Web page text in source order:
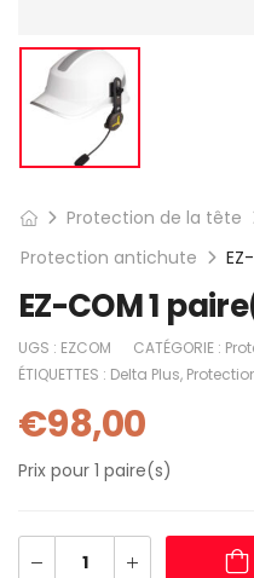
Protection de la tête
Protection antichute
EZ-COM 1
UGS : EZCOM CATÉGORIE :
ÉTIQUETTES : Delta Plus,
€98,00
Prix pour 1 paire(s)